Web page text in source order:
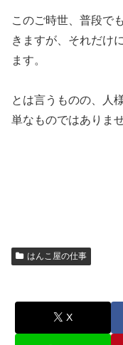
このご時世、普段で
きますが、それだけ
ます。
とは言うものの、人
単なものではありま
はんこ屋の仕事
X